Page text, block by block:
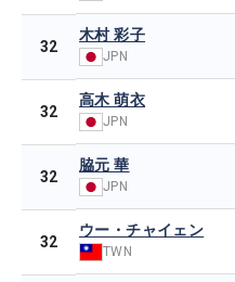
32
木村 彩子
JPN
32
高木 萌衣
JPN
32
脇元 華
JPN
32
ウー・チャイェン
TWN